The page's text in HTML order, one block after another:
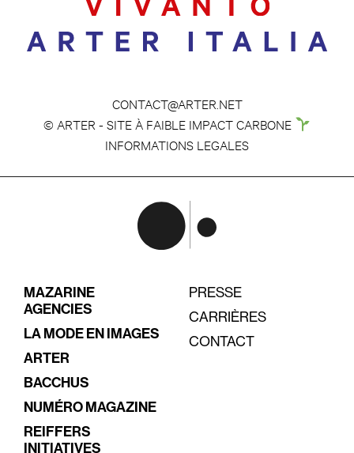
CONTACT@ARTER.NET
© ARTER - SITE À FAIBLE IMPACT CARBONE
INFORMATIONS LEGALES
MAZARINE
AGENCIES
LA MODE EN IMAGES
ARTER
BACCHUS
NUMÉRO MAGAZINE
REIFFERS
INITIATIVES
PRESSE
CARRIÈRES
CONTACT